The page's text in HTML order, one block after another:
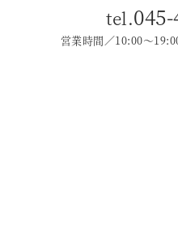
tel.
営業時間／10:00〜